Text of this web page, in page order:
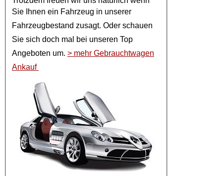
Sie Ihnen ein Fahrzeug in unserer
Fahrzeugbestand zusagt. Oder schauen
Sie sich doch mal bei unseren Top
Angeboten um. > mehr Gebrauchtwagen
Ankauf